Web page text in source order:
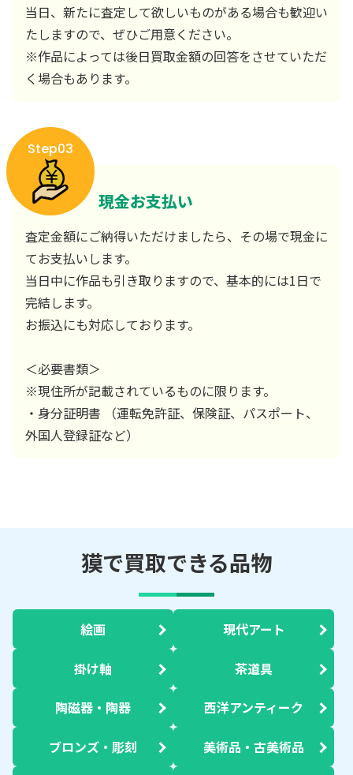
当日、新たに査定して欲しいものがある場合も歓迎い
たしますので、ぜひご用意ください。
※作品によっては後日買取金額の回答をさせていただ
く場合もあります。
Step03
現金お支払い
査定金額にご納得いただけましたら、その場で現金に
てお支払いします。
当日中に作品も引き取りますので、基本的には1日で
完結します。
お振込にも対応しております。
＜必要書類＞
※現住所が記載されているものに限ります。
・身分証明書 （運転免許証、保険証、パスポート、
外国人登録証など）
獏で買取できる品物
絵画 現代アート
掛け軸 茶道具
陶磁器・陶器 西洋アンティーク
ブロンズ・彫刻 美術品・古美術品